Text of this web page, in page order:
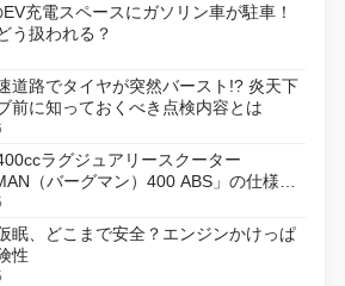
充電スペースにガソリン車が駐車！
う扱われる？
道路でタイヤが突然バースト!? 炎天下
前に知っておくべき点検内容とは
ラグジュアリースクーター
（バーグマン）400 ABS」の仕様を
18日に発売
眠、どこまで安全？エンジンかけっぱ
性